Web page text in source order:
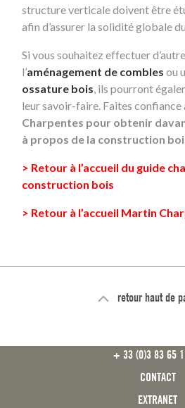
structure verticale doivent être
afin d’assurer la solidité globale
Si vous souhaitez effectuer
l’aménagement de combles ou
ossature bois, ils pourront
leur savoir-faire. Faites confiance
Charpentes pour obtenir
à propos de la construction
> Retour à l’accueil du guide
construction bois
> Retour à l’accueil Martin
retour haut de
+ 33 (0)3 83 65
CONTACT
EXTRANET